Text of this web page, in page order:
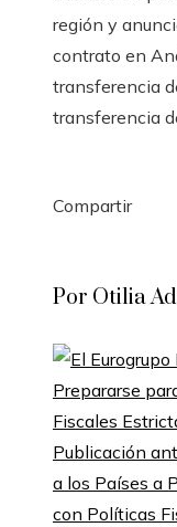
región y
contrato en
transferencia
transferencia
Compartir
Por Otilia
Publicación
a los Países a
con Políticas